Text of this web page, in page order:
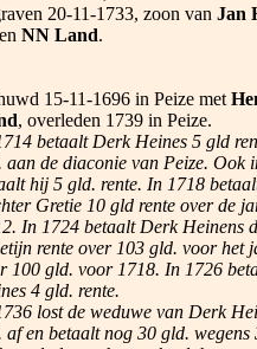
20-11-1733, zoon van Jan
NN Land.
15-11-1696 in Peize met
, overleden 1739 in Peize.
betaalt Derk Heines 5 gld
aan de diaconie van Peize. Ook
hij 5 gld. rente. In 1718
Gretie 10 gld rente over de
In 1724 betaalt Derk Heinens
rente over 103 gld. voor het
100 gld. voor 1718. In 1726
4 gld. rente.
lost de weduwe van Derk
af en betaalt nog 30 gld. wegens